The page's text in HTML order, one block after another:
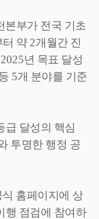
본부가 전국 기초
터 약 2개월간 진
2025년 목표 달성
5개 분야를 기준
급 달성의 핵심
투명한 행정 공
홈페이지에 상
행 점검에 참여하